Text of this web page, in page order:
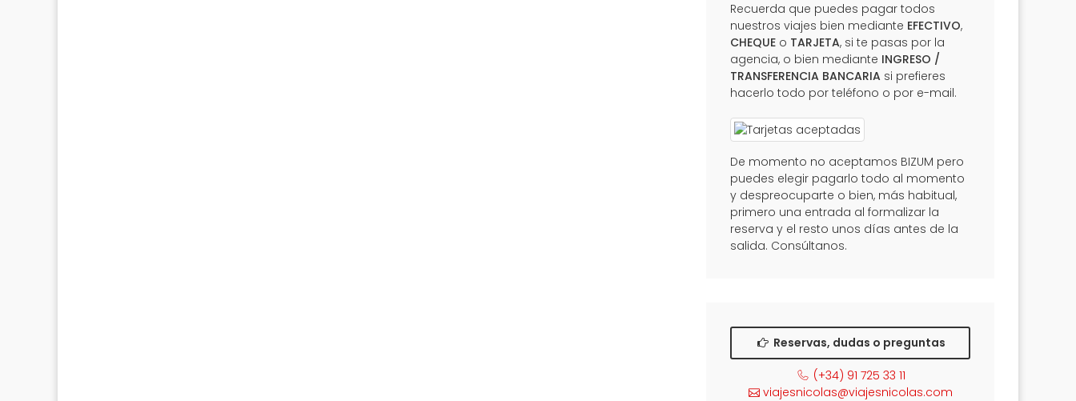
Recuerda que puedes pagar todos
nuestros viajes bien mediante EFECTIVO,
CHEQUE o TARJETA, si te pasas por la
agencia, o bien mediante INGRESO /
TRANSFERENCIA BANCARIA si prefieres
hacerlo todo por teléfono o por e-mail.
De momento no aceptamos BIZUM pero
puedes elegir pagarlo todo al momento
y despreocuparte o bien, más habitual,
primero una entrada al formalizar la
reserva y el resto unos días antes de la
salida. Consúltanos.
Reservas, dudas o preguntas
(+34) 91 725 33 11
viajesnicolas@viajesnicolas.com